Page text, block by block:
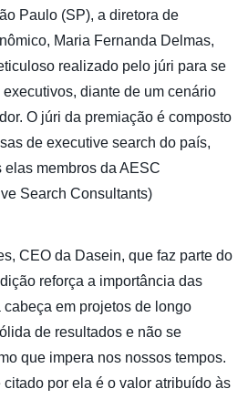
Paulo (SP), a diretora de
Maria Fernanda Delmas,
realizado pelo júri para se
diante de um cenário
O júri da premiação é composto
de executive search do país,
membros da AESC
Search Consultants)
CEO da Dasein, que faz parte do
reforça a importância das
cabeça em projetos de longo
de resultados e não se
que impera nos nossos tempos.
por ela é o valor atribuído às